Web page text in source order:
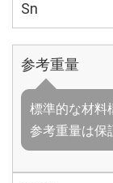
Sn
参考重量
標準的な材料
参考重量は保